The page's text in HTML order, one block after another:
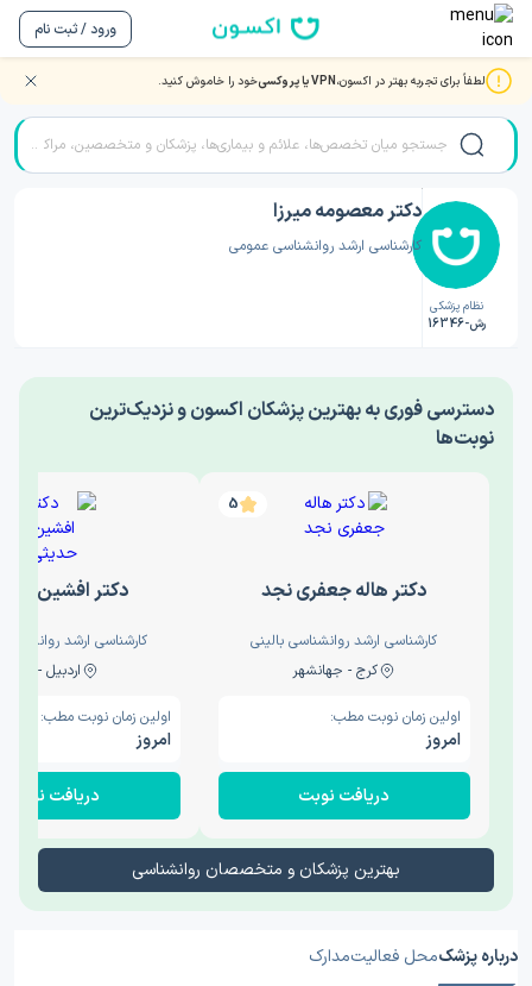
ورود / ثبت نام
لطفاً برای تجربه بهتر در اکسون،VPN یا پروکسی خود را خاموش کنید. صفحه اصلی/دکتر روانشناسی/دکتر معصومه میرزا
نظام پزشکی
رش-16346
دکتر معصومه میرزا
کارشناسی ارشد روانشناسی عمومی
‎دسترسی فوری به بهترین پزشکان اکسون و نزدیک‌ترین
نوبت‌ها
5
دکتر هاله جعفری نجد
کارشناسی ارشد روانشناسی بالینی
کرج - جهانشهر
اولین زمان نوبت مطب:
امروز
دریافت نوبت
دکتر افشین
کارشناسی ارشد
اردبیل - والی
اولین زمان نوبت مطب:
امروز
دریافت نوبت
بهترین پزشکان و متخصصان روانشناسی
درباره پزشکمحل فعالیتمدارک